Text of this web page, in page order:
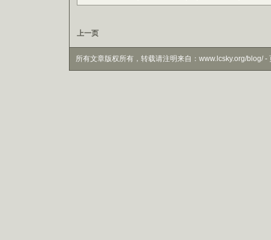
上一页
所有文章版权所有，转载请注明来自：www.lcsky.org/blog/